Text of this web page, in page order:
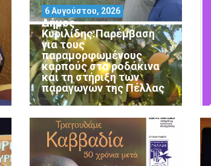
Δήμος
Κυριλίδης:Παρέμβαση
για τους
παραμορφωμένους
καρπούς στα ροδάκινα
και τη στήριξη των
παραγωγών της Πέλλας
6 Αυγούστου, 2026